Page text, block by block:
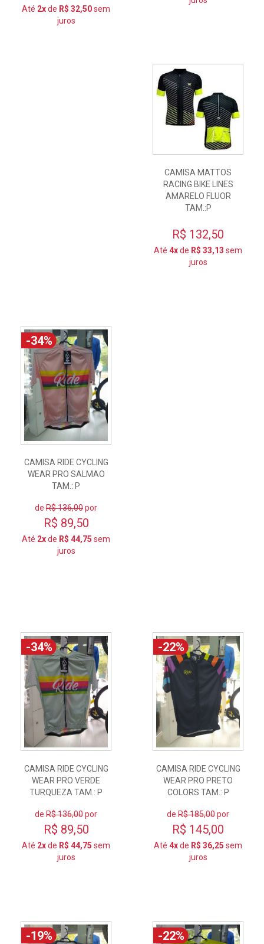
Até 2xde R$ 32,50sem
juros
CAMISA MATTOS
RACING BIKE LINES
AMARELO FLUOR
TAM.:P
R$ 132,50
Até 4xde R$ 33,13 sem
juros
-34%
CAMISA RIDE CYCLING
WEAR PRO SALMAO
TAM.: P
de R$ 136,00por
R$ 89,50
Até 2xde R$ 44,75 sem
juros
-34%
CAMISA RIDE CYCLING
WEAR PRO VERDE
TURQUEZA TAM.: P
de R$ 136,00por
R$ 89,50
Até 2xde R$ 44,75 sem
juros
-22%
CAMISA RIDE CYCLING
WEAR PRO PRETO
COLORS TAM.: P
de R$ 185,00por
R$ 145,00
Até 4xde R$ 36,25 sem
juros
-19% -22%